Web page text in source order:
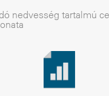
nedvesség tartalmú